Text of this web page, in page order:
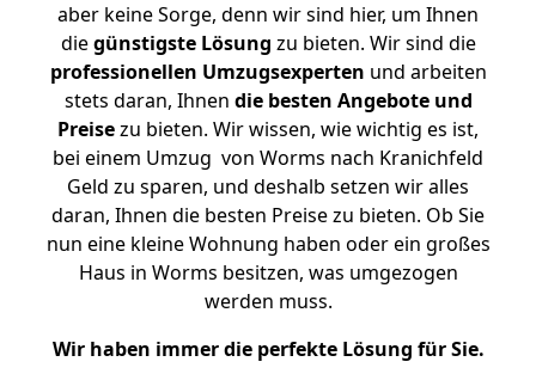
aber keine Sorge, denn wir sind hier, um Ihnen
diegünstigste Lösung zu bieten. Wir sind die
professionellen Umzugsexperten und arbeiten
stets daran, Ihnen die besten Angebote und
Preisezu bieten. Wir wissen, wie wichtig es ist,
bei einem Umzug von Worms nach Kranichfeld
Geld zu sparen, und deshalb setzen wir alles
daran, Ihnen die besten Preise zu bieten. Ob Sie
nun eine kleine Wohnung haben oder ein großes
Haus in Worms besitzen, was umgezogen
werden muss.
Wir haben immer die perfekte Lösung für Sie.